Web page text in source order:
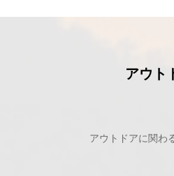
アウト
アウトドアに関わ